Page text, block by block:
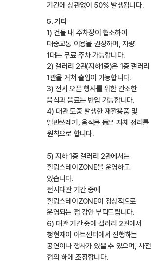
기간에 상관없이 50% 발생됩니다.
5. 기타
1) 건물 내 주차장이 협소하여
대중교통 이용을 권장하며, 차량
1대는 무료 주차 가능합니다.
2) 갤러리 2관(지하1층)은 1층 갤러리
1관을 거쳐 출입이 가능합니다.
3) 전시 오픈 행사를 위한 간소한
음식과 음료는 반입 가능합니다.
4) 대관 도중 발생한 재활용품 및
일반쓰레기, 음식물 등은 자체 정리를
원칙으로 합니다.
5) 지하 1층 갤러리 2관에서는
힐링스테이ZONE을 운영하고
있습니다.
전시대관 기간 중에
힐링스테이ZONE이 정상적으로
운영되는 점 감안 부탁드립니다.
6) 대관 기간 중에 갤러리 2관에서
청현재이 아트센터에서 진행하는
공연이나 행사가 있을 수 있으며, 사전
협의 하에 조정합니다.